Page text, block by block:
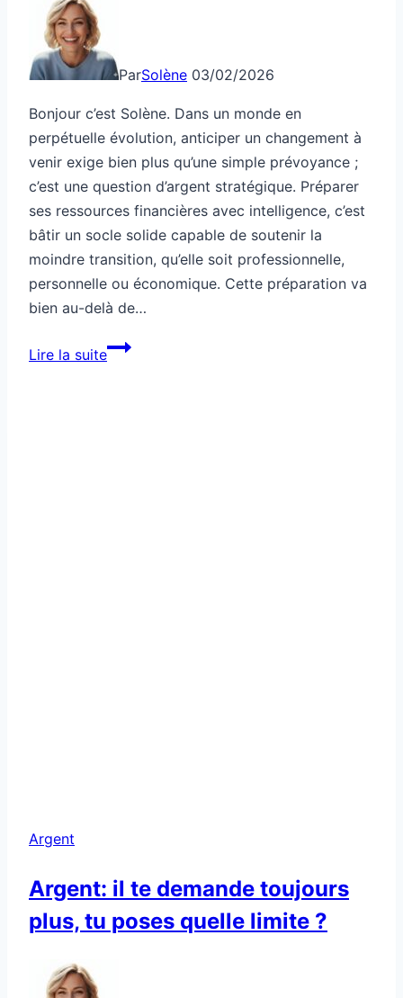
ParSolène 03/02/2026
Bonjour c’est Solène. Dans un monde en
perpétuelle évolution, anticiper un changement à
venir exige bien plus qu’une simple prévoyance ;
c’est une question d’argent stratégique. Préparer
ses ressources financières avec intelligence, c’est
bâtir un socle solide capable de soutenir la
moindre transition, qu’elle soit professionnelle,
personnelle ou économique. Cette préparation va
bien au-delà de…
Lire la suiteArgent
Argent
Argent: il te demande toujours
plus, tu poses quelle limite ?